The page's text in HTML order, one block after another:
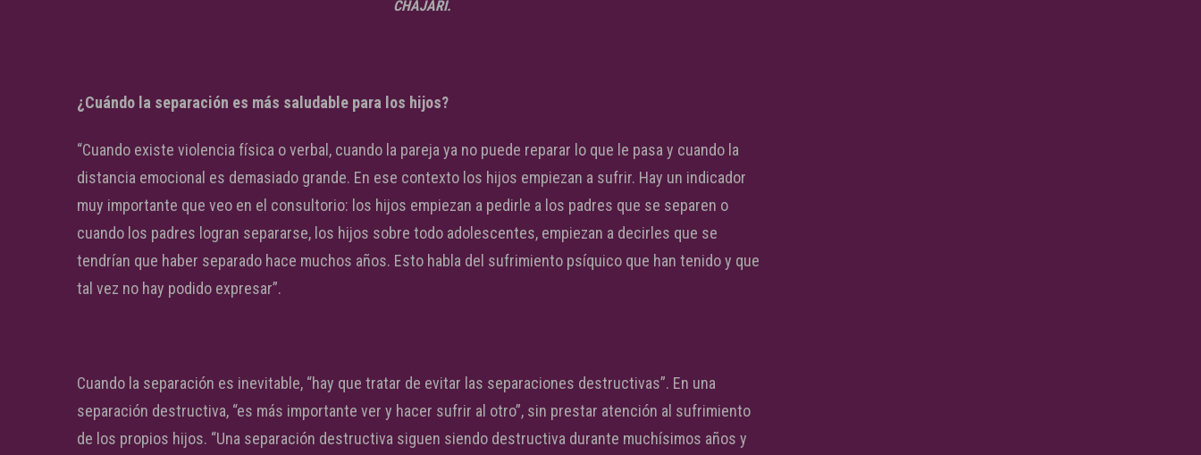
CHAJARI.
¿Cuándo la separación es más saludable para los hijos?
“Cuando existe violencia física o verbal, cuando la pareja ya no puede reparar lo que le pasa y cuando la
distancia emocional es demasiado grande. En ese contexto los hijos empiezan a sufrir. Hay un indicador
muy importante que veo en el consultorio: los hijos empiezan a pedirle a los padres que se separen o
cuando los padres logran separarse, los hijos sobre todo adolescentes, empiezan a decirles que se
tendrían que haber separado hace muchos años. Esto habla del sufrimiento psíquico que han tenido y que
tal vez no hay podido expresar”.
Cuando la separación es inevitable, “hay que tratar de evitar las separaciones destructivas”. En una
separación destructiva, “es más importante ver y hacer sufrir al otro”, sin prestar atención al sufrimiento
de los propios hijos. “Una separación destructiva siguen siendo destructiva durante muchísimos años y